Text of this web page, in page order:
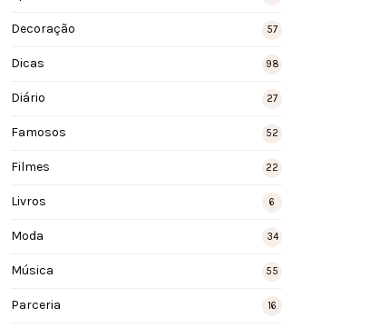
Decoração 57
Dicas 98
Diário 27
Famosos 52
Filmes 22
Livros 6
Moda 34
Música 55
Parceria 16